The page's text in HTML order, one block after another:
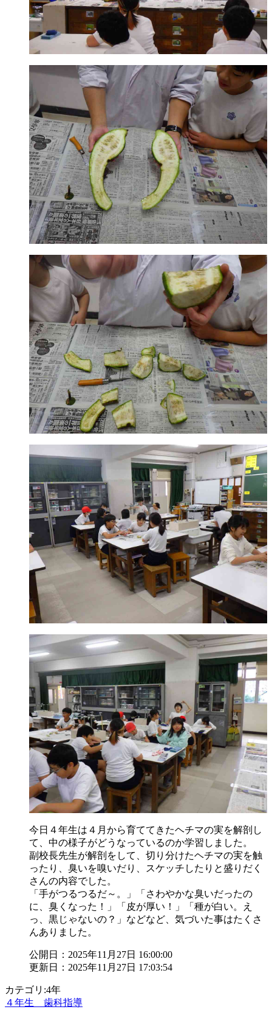
今日４年生は４月から育ててきたヘチマの実を解剖し
て、中の様子がどうなっているのか学習しました。
副校長先生が解剖をして、切り分けたヘチマの実を触
ったり、臭いを嗅いだり、スケッチしたりと盛りだく
さんの内容でした。
「手がつるつるだ～。」「さわやかな臭いだったの
に、臭くなった！」「皮が厚い！」「種が白い。え
っ、黒じゃないの？」などなど、気づいた事はたくさ
んありました。
公開日：2025年11月27日 16:00:00
更新日：2025年11月27日 17:03:54
カテゴリ:4年
４年生 歯科指導